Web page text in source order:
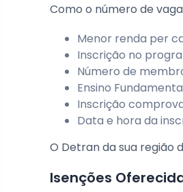
Como o número de
Menor renda per
Inscrição no
Número de
Ensino
Inscrição
Data e hora da
O Detran da sua região
Isenções